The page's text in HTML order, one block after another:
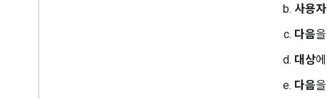
사용
다음
대상
다음